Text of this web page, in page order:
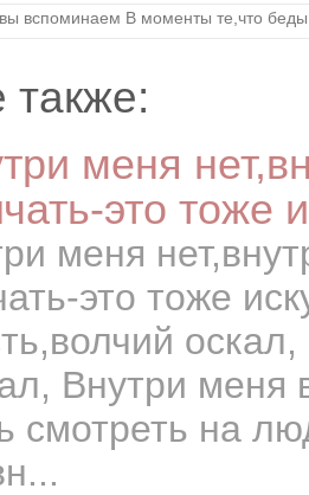
вспоминаем В моменты те,что
также:
меня
это тоже
меня
это тоже
Внутри меня
смотреть на